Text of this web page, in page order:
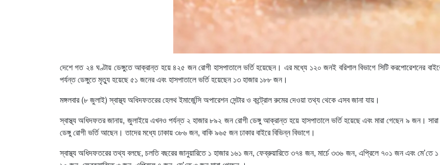
দেশে গত ২৪ ঘণ্টায় ডেঙ্গুতে আক্রান্ত হয়ে ৪২৫ জন রোগী হাসপাতালে ভর্তি হয়েছেন। এর মধ্যে ১২০ জনই বরিশাল বিভাগে সিটি করপোরেশনের
পর্যন্ত ডেঙ্গুতে মৃত্যু হয়েছে ৫১ জনের এবং হাসপাতালে ভর্তি হয়েছেন ১৩ হাজার ১৮৮ জন।
মঙ্গলবার (৮ জুলাই) স্বাস্থ্য অধিদফতরের হেলথ ইমার্জেন্সি অপারেশন সেন্টার ও কন্ট্রোল রুমের দেওয়া তথ্য থেকে এসব জানা যায়।
স্বাস্থ্য অধিদফতর জানায়, জুলাইয়ে এখনও পর্যন্ত ২ হাজার ৮৯২ জন রোগী ডেঙ্গু আক্রান্ত হয়ে হাসপাতালে ভর্তি হয়েছে এবং মারা গেছেন ৯ জন। সারা
ডেঙ্গু রোগী ভর্তি আছেন। তাদের মধ্যে ঢাকায় ৩৮৬ জন, বাকি ৯৬৫ জন ঢাকার বাইরে বিভিন্ন বিভাগে।
স্বাস্থ্য অধিদফতরের তথ্য বলছে, চলতি বছরের জানুয়ারিতে ১ হাজার ১৬১ জন, ফেব্রুয়ারিতে ৩৭৪ জন, মার্চে ৩৩৬ জন, এপ্রিলে ৭০১ জন এবং মে’তে ১